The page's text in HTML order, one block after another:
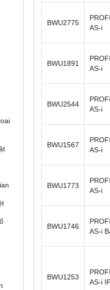
BWU2775
AS-i
BWU1891
AS-i
BWU2544
AS-i
BWU1567
AS-i
BWU1773
AS-i
BWU1746
AS-i
BWU1253
AS-i